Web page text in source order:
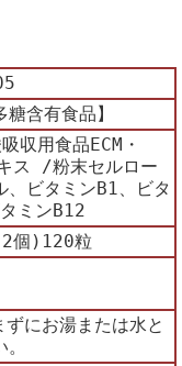
含有食品】
収用食品ECM・
ス /粉末セルロー
、ビタミンB1、ビタ
ミンB12
個)120粒
にお湯または水と